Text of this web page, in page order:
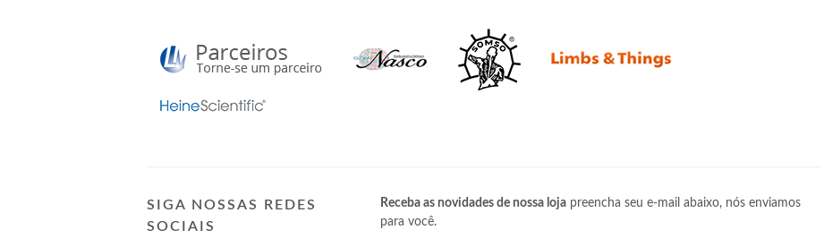
SIGA NOSSAS REDES
SOCIAIS
Receba as novidades de nossa loja preencha seu e-mail abaixo, nós enviamos
para você.